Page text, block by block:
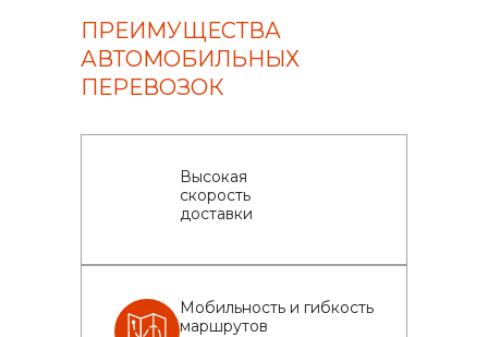
ПРЕИМУЩЕСТВА
АВТОМОБИЛЬНЫХ
ПЕРЕВОЗОК
Высокая
скорость
доставки
Мобильность и гибкость
маршрутов